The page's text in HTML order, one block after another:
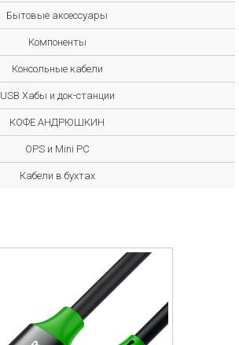
Бытовые аксессуары
Компоненты
Консольные кабели
USB Хабы и док-станции
КОФЕ АНДРЮШКИН
OPS и Mini PC
Кабели в бухтах